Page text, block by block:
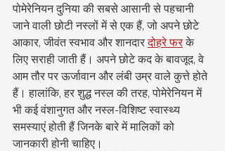
पोमेरेनियन दुनिया की सबसे आसानी से पहचानी
जाने वाली छोटी नस्लों में से एक हैं, जो अपने छोटे
आकार, जीवंत स्वभाव और शानदार दोहरे फर के
लिए सराही जाती हैं। अपने छोटे कद के बावजूद, वे
आम तौर पर ऊर्जावान और लंबी उम्र वाले कुत्ते होते
हैं। हालांकि, हर शुद्ध नस्ल की तरह, पोमेरेनियन में
भी कई वंशानुगत और नस्ल-विशिष्ट स्वास्थ्य
समस्याएं होती हैं जिनके बारे में मालिकों को
जानकारी होनी चाहिए।